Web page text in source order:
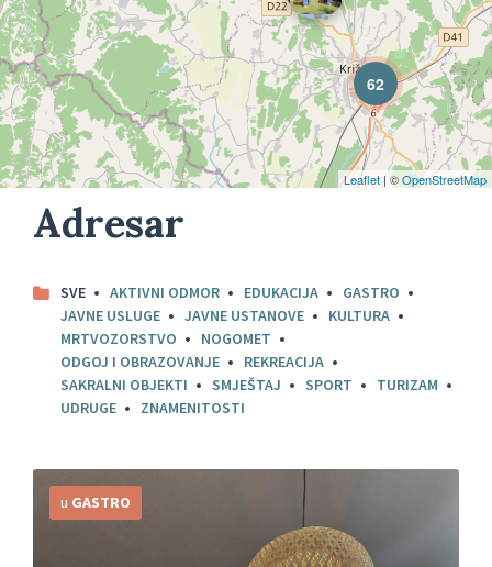
62
Leaflet | ©OpenStreetMap
Adresar
SVE AKTIVNI ODMOR EDUKACIJA
GASTRO
JAVNE USLUGE
JAVNE USTANOVE
KULTURA
MRTVOZORSTVO
NOGOMET
ODGOJ I OBRAZOVANJE
REKREACIJA
SAKRALNI OBJEKTI
SMJEŠTAJ SPORT
TURIZAM
UDRUGE
ZNAMENITOSTI
u GASTRO
Detaljnije